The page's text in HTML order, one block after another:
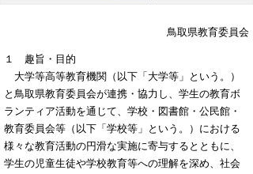
鳥取県教育委員会
１ 趣旨・目的
大学等高等教育機関（以下「大学等」という。）
と鳥取県教育委員会が連携・協力し、学生の教育ボ
ランティア活動を通じて、学校・図書館・公民館・
教育委員会等（以下「学校等」という。）における
様々な教育活動の円滑な実施に寄与するとともに、
学生の児童生徒や学校教育等への理解を深め、社会